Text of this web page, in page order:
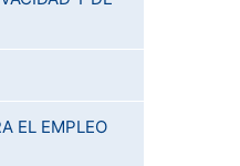
EL EMPLEO